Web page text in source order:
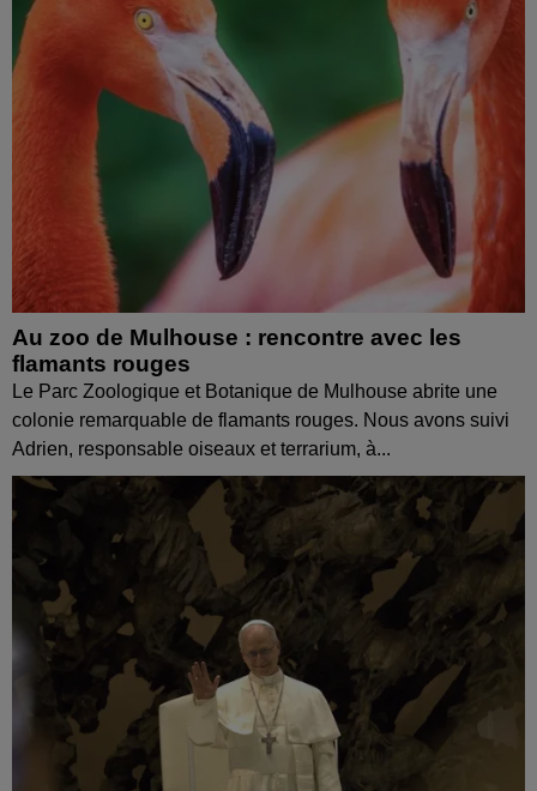
Au zoo de Mulhouse : rencontre avec les
flamants rouges
Le Parc Zoologique et Botanique de Mulhouse abrite une
colonie remarquable de flamants rouges. Nous avons suivi
Adrien, responsable oiseaux et terrarium, à...